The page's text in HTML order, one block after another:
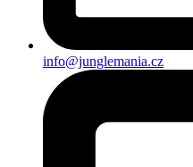
info@junglemania.cz